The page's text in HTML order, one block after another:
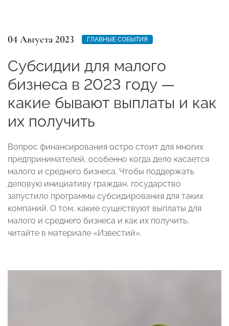
04 Августа 2023 ГЛАВНЫЕ СОБЫТИЯ
Субсидии для малого
бизнеса в 2023 году —
какие бывают выплаты и как
их получить
Вопрос финансирования остро стоит для многих
предпринимателей, особенно когда дело касается
малого и среднего бизнеса. Чтобы поддержать
деловую инициативу граждан, государство
запустило программы субсидирования для таких
компаний. О том, какие существуют выплаты для
малого и среднего бизнеса и как их получить,
читайте в материале «Известий».